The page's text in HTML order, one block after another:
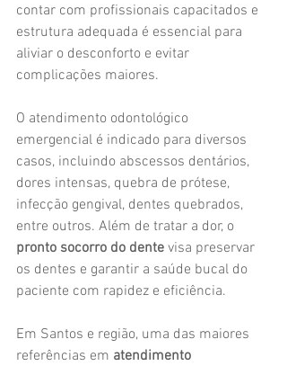
contar com profissionais capacitados e
estrutura adequada é essencial para
aliviar o desconforto e evitar
complicações maiores.
O atendimento odontológico
emergencial é indicado para diversos
casos, incluindo abscessos dentários,
dores intensas, quebra de prótese,
infecção gengival, dentes quebrados,
entre outros. Além de tratar a dor, o
pronto socorro do dente visa preservar
os dentes e garantir a saúde bucal do
paciente com rapidez e eficiência.
Em Santos e região, uma das maiores
referências em atendimento